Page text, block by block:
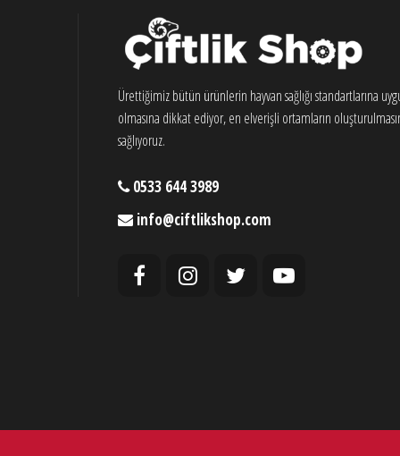
Ürettiğimiz bütün ürünlerin hayvan sağlığı standartlarına
olmasına dikkat ediyor, en elverişli ortamların
sağlıyoruz.
0533 644 3989
info@ciftlikshop.com